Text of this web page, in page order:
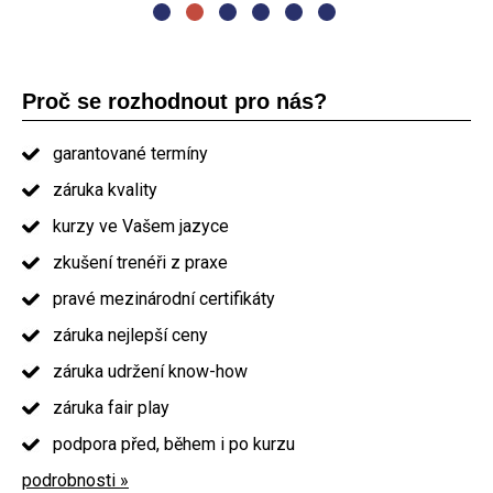
Proč se rozhodnout pro nás?
garantované termíny
záruka kvality
kurzy ve Vašem jazyce
zkušení trenéři z praxe
pravé mezinárodní certifikáty
záruka nejlepší ceny
záruka udržení know-how
záruka fair play
podpora před, během i po kurzu
podrobnosti »